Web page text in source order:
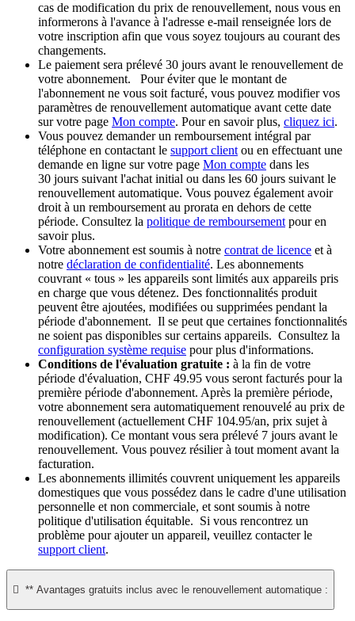
cas de modification du prix de renouvellement, nous vous en
informerons à l'avance à l'adresse e-mail renseignée lors de
votre inscription afin que vous soyez toujours au courant des
changements.
Le paiement sera prélevé 30 jours avant le renouvellement de
votre abonnement. Pour éviter que le montant de
l'abonnement ne vous soit facturé, vous pouvez modifier vos
paramètres de renouvellement automatique avant cette date
sur votre page Mon compte. Pour en savoir plus, cliquez ici.
Vous pouvez demander un remboursement intégral par
téléphone en contactant le support client ou en effectuant une
demande en ligne sur votre page Mon compte dans les
30 jours suivant l'achat initial ou dans les 60 jours suivant le
renouvellement automatique. Vous pouvez également avoir
droit à un remboursement au prorata en dehors de cette
période. Consultez la politique de remboursement pour en
savoir plus.
Votre abonnement est soumis à notre contrat de licence et à
notre déclaration de confidentialité. Les abonnements
couvrant « tous » les appareils sont limités aux appareils pris
en charge que vous détenez. Des fonctionnalités produit
peuvent être ajoutées, modifiées ou supprimées pendant la
période d'abonnement. Il se peut que certaines fonctionnalités
ne soient pas disponibles sur certains appareils. Consultez la
configuration système requise pour plus d'informations.
Conditions de l'évaluation gratuite : à la fin de votre
période d'évaluation, CHF 49.95 vous seront facturés pour la
première période d'abonnement. Après la première période,
votre abonnement sera automatiquement renouvelé au prix de
renouvellement (actuellement CHF 104.95/an, prix sujet à
modification). Ce montant vous sera prélevé 7 jours avant le
renouvellement. Vous pouvez résilier à tout moment avant la
facturation. ​
Les abonnements illimités couvrent uniquement les appareils
domestiques que vous possédez dans le cadre d'une utilisation
personnelle et non commerciale, et sont soumis à notre
politique d'utilisation équitable. Si vous rencontrez un
problème pour ajouter un appareil, veuillez contacter le
support client.
 ** Avantages gratuits inclus avec le renouvellement automatique :